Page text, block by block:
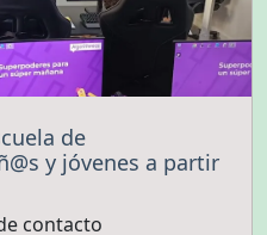
de
y jóvenes a partir
contacto